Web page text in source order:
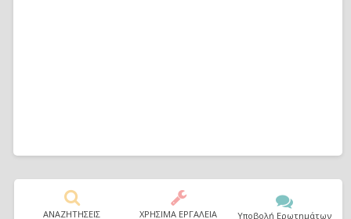
ΑΝΑΖΗΤΗΣΕΙΣ ΧΡΗΣΙΜΑ ΕΡΓΑΛΕΙΑ Υποβολή Ερωτημάτων